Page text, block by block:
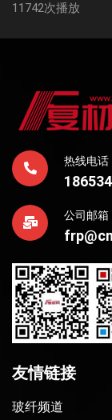
11742次播放
热线电话
公司邮箱
友情链接
玻纤频道